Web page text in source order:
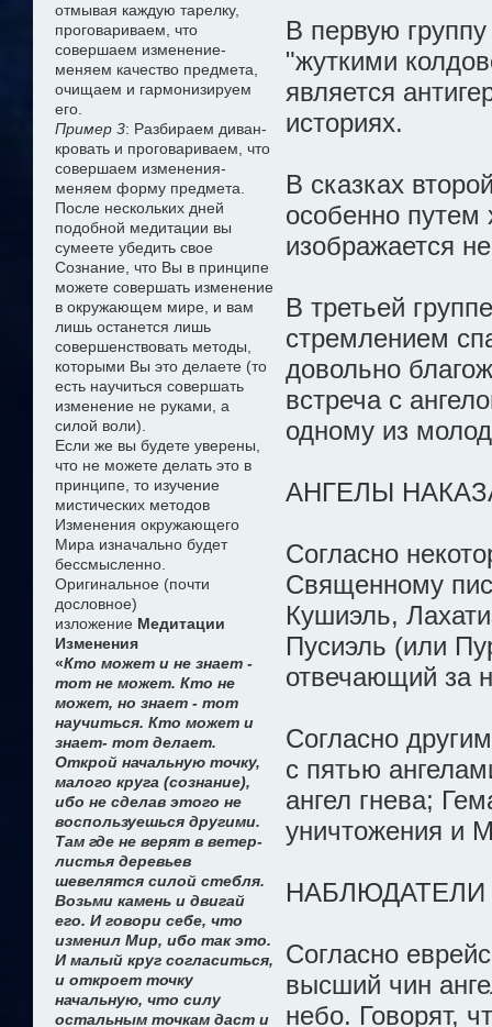
отмывая каждую тарелку,
проговариваем, что
совершаем изменение-
меняем качество предмета,
очищаем и гармонизируем
его.
Пример 3: Разбираем диван-
кровать и проговариваем, что
совершаем изменения-
меняем форму предмета.
После нескольких дней
подобной медитации вы
сумеете убедить свое
Сознание, что Вы в принципе
можете совершать изменение
в окружающем мире, и вам
лишь останется лишь
совершенствовать методы,
которыми Вы это делаете (то
есть научиться совершать
изменение не руками, а
силой воли).
Если же вы будете уверены,
что не можете делать это в
принципе, то изучение
мистических методов
Изменения окружающего
Мира изначально будет
бессмысленно.
Оригинальное (почти
дословное)
изложение Медитации
Изменения
«Кто может и не знает -
тот не может. Кто не
может, но знает - тот
научиться. Кто может и
знает- тот делает.
Открой начальную точку,
малого круга (сознание),
ибо не сделав этого не
воспользуешься другими.
Там где не верят в ветер-
листья деревьев
шевелятся силой стебля.
Возьми камень и двигай
его. И говори себе, что
изменил Мир, ибо так это.
И малый круг согласиться,
и откроет точку
начальную, что силу
остальным точкам даст и
В первую
"жуткими
является
историях.
B сказках
особенно путем
изображается
В третьей
стремлением
довольно
встреча с
одному из
АНГЕЛЫ
Согласно
Священному
Кушиэль,
Пусиэль (или
отвечающий за
Согласно
с пятью
ангел гнева;
уничтожения и
НАБЛЮДАТЕЛИ
Согласно
высший чин
небо. Говорят,